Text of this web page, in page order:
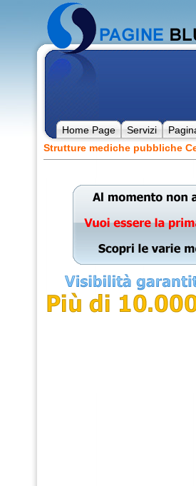
Home Page Servizi
Strutture mediche pubbliche